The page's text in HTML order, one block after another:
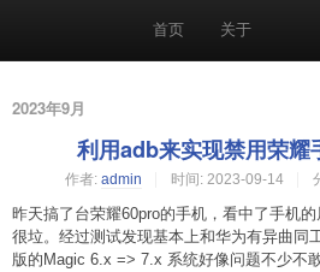
首页 关于
2023年9月
利用adb来实现禁用荣耀
作者: admin 时间: 2023-09-14
昨天搞了台荣耀60pro的手机，看中了手机
很垃。经过测试发现基本上和华为有异曲同
版的Magic 6.x => 7.x 系统好像问题不少不